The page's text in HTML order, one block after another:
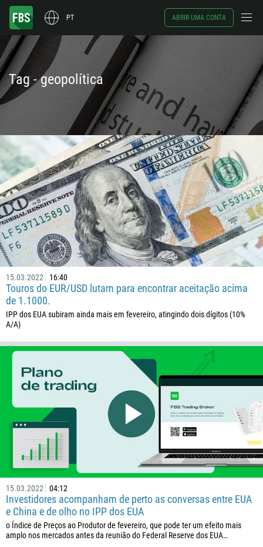
PT ABRIR UMA CONTA
Tag - geopolítica
15.03.2022 16:40
Touros do EUR/USD lutam para encontrar aceitação acima
de 1.1000.
IPP dos EUA subiram ainda mais em fevereiro, atingindo dois dígitos (10%
A/A)
15.03.2022 04:12
Investidores acompanham de perto as conversas entre EUA
e China e de olho no IPP dos EUA
o Índice de Preços ao Produtor de fevereiro, que pode ter um efeito mais
amplo nos mercados antes da reunião do Federal Reserve dos EUA…